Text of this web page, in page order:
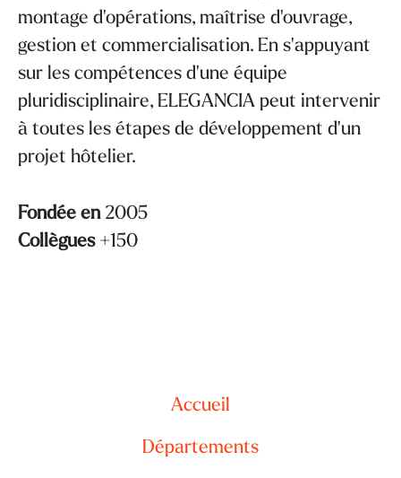
montage d'opérations, maîtrise d'ouvrage,
gestion et commercialisation. En s'appuyant
sur les compétences d'une équipe
pluridisciplinaire, ELEGANCIA peut intervenir
à toutes les étapes de développement d'un
projet hôtelier.
Fondée en 2005
Collègues +150
Accueil
Départements